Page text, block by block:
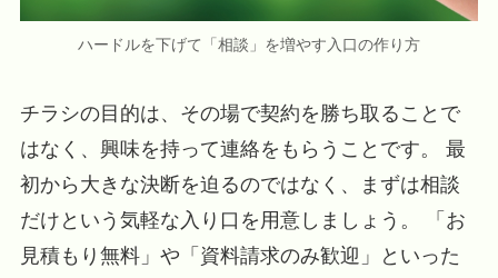
ハードルを下げて「相談」を増やす入口の作り方
チラシの目的は、その場で契約を勝ち取ることで
はなく、興味を持って連絡をもらうことです。 最
初から大きな決断を迫るのではなく、まずは相談
だけという気軽な入り口を用意しましょう。 「お
見積もり無料」や「資料請求のみ歓迎」といった